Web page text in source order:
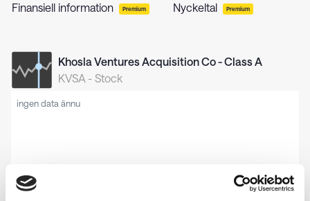
Finansiell information Premium Nyckeltal Premium
Khosla Ventures Acquisition Co - Class A
KVSA - Stock
ingen data ännu